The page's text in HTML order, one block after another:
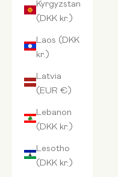
Kyrgyzstan
(DKK kr.)
Laos (DKK
kr.)
Latvia
(EUR €)
Lebanon
(DKK kr.)
Lesotho
(DKK kr.)